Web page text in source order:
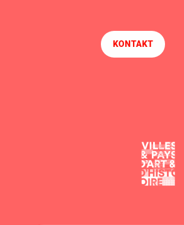
KONTAKT